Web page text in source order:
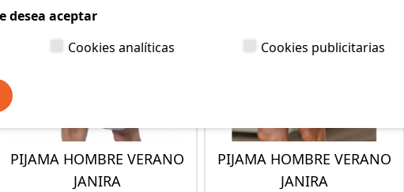
PIJAMA HOMBRE VERANO
JANIRA
PIJAMA HOMBRE VERANO
JANIRA
desea aceptar
Cookies analíticas Cookies publicitarias